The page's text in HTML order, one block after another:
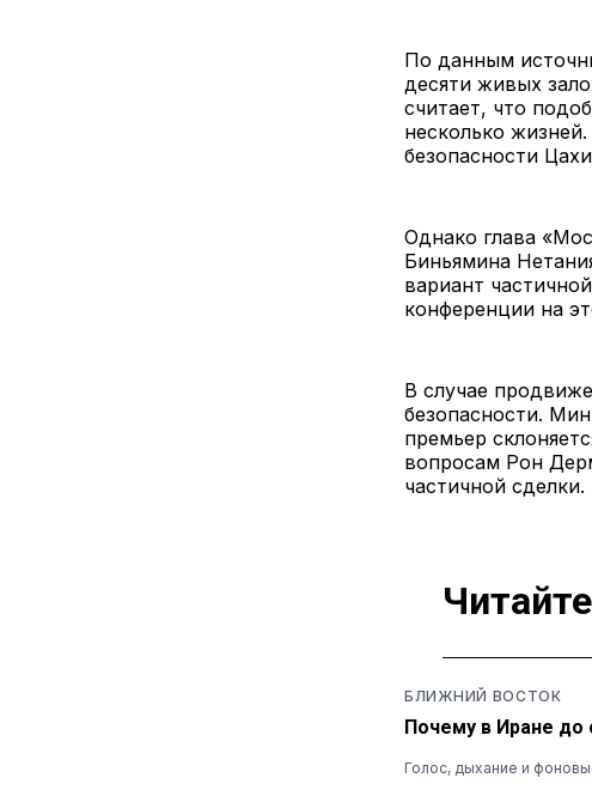
По данным
десяти живых
считает, что
несколько
безопасности
Однако глава
Биньямина
вариант
конференции на
В случае
безопасности.
премьер
вопросам Рон
частичной сделки.
БЛИЖНИЙ ВОСТОК
Почему в Иране
Голос, дыхание и